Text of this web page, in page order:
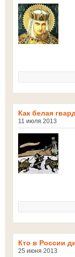
Как белая
11 июля 2013
Кто в России
25 июня 2013